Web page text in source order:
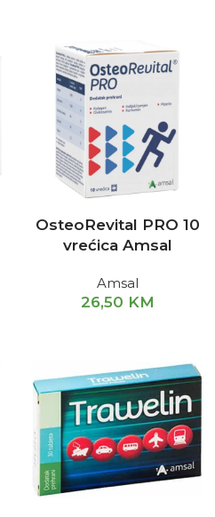
OsteoRevital PRO 10
vrećica Amsal
Amsal
26,50 KM